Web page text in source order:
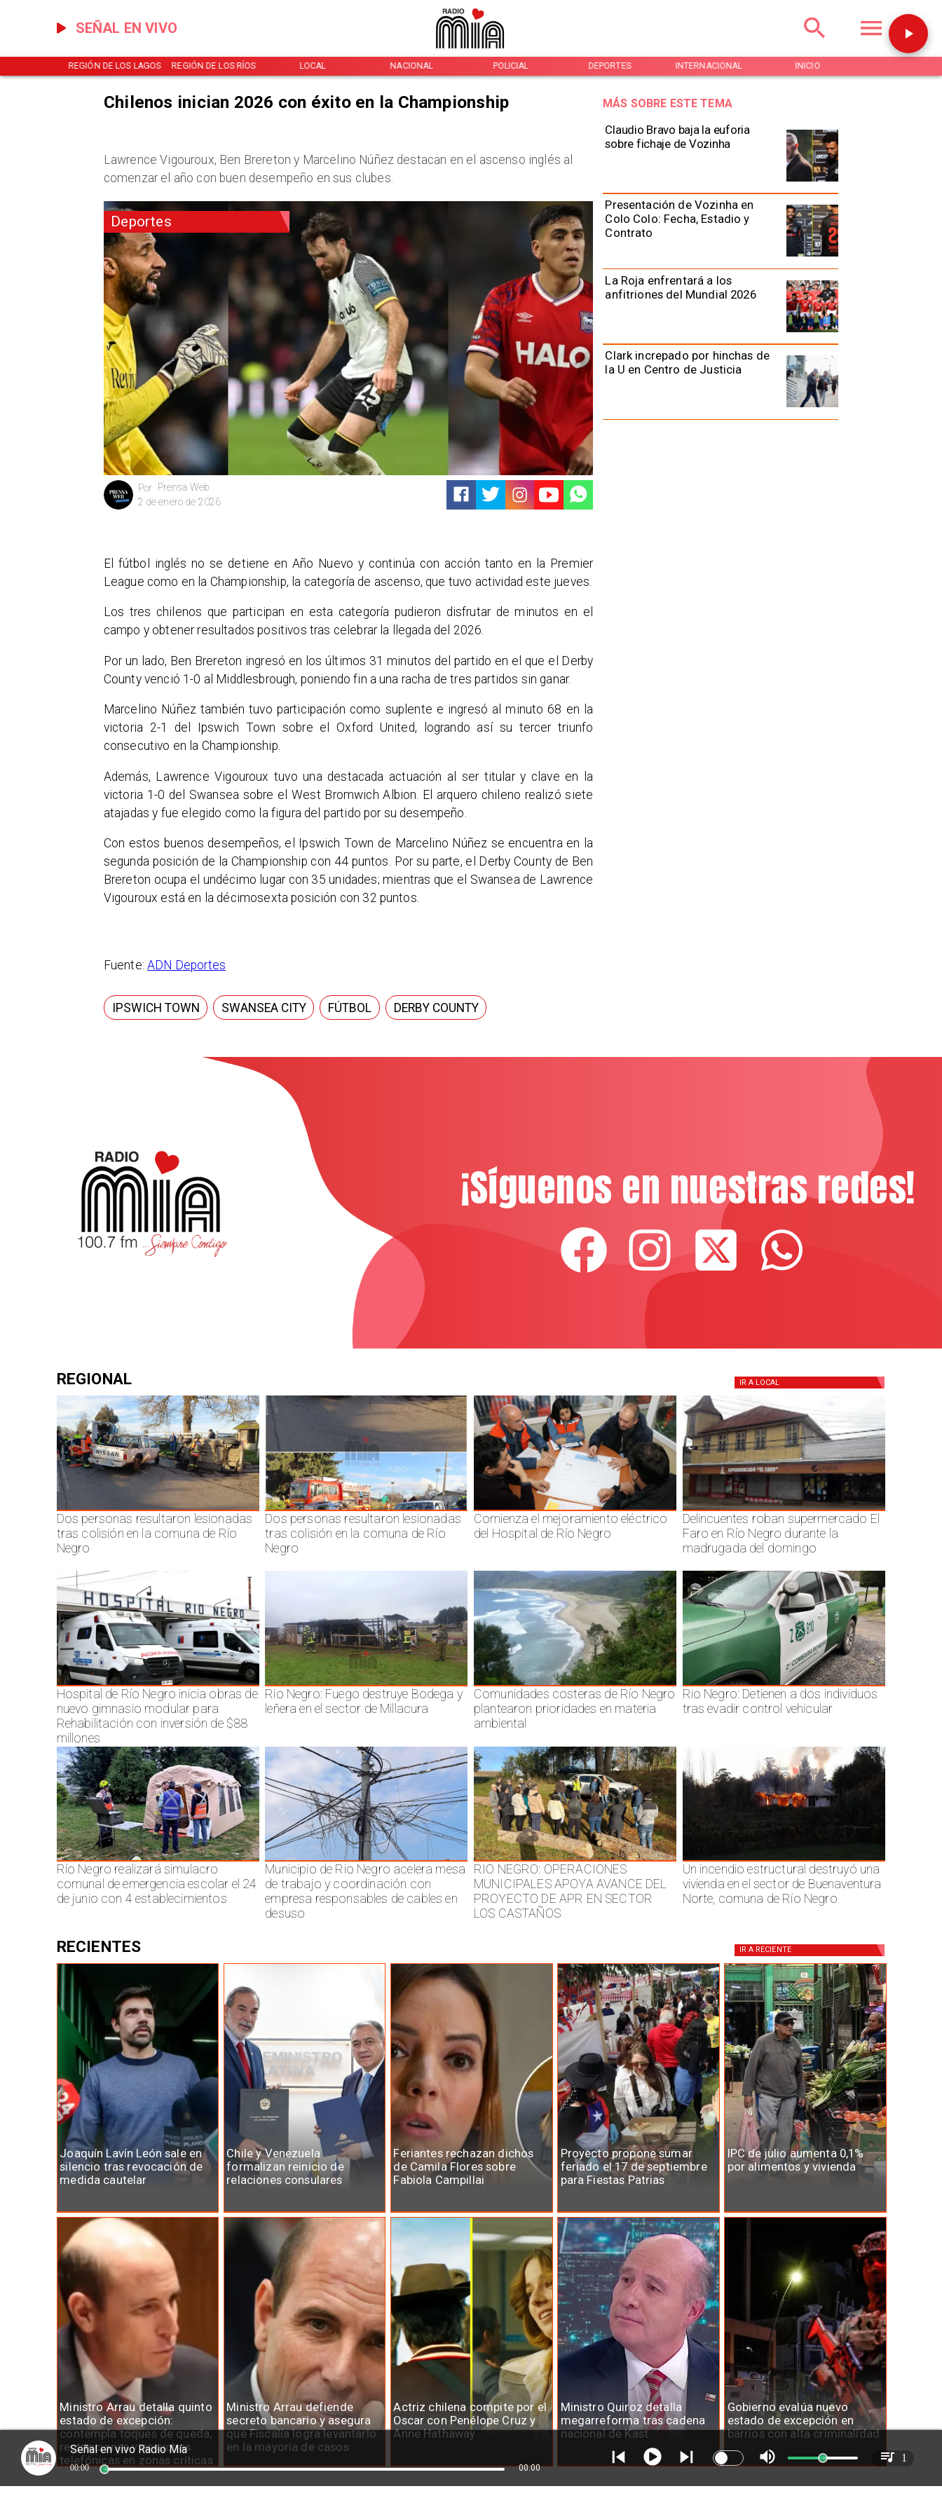
SEÑAL EN VIVO
REGIÓN DE LOS LAGOS REGIÓN DE LOS RÍOS LOCAL NACIONAL POLICIAL DEPORTES INTERNACIONAL INICIO
Deportes
Prensa Web
Por
2 de enero de 2026
Claudio Bravo baja la euforia
sobre fichaje de Vozinha
Presentación de Vozinha en
Colo Colo: Fecha, Estadio y
Contrato
La Roja enfrentará a los
anfitriones del Mundial 2026
Clark increpado por hinchas de
la U en Centro de Justicia
MÁS SOBRE ESTE TEMA
Chilenos inician 2026 con éxito en la Championship
Lawrence Vigouroux, Ben Brereton y Marcelino Núñez destacan en el ascenso inglés al
comenzar el año con buen desempeño en sus clubes.
El fútbol inglés no se detiene en Año Nuevo y continúa con acción tanto en la Premier
League como en la Championship, la categoría de ascenso, que tuvo actividad este jueves.
Los tres chilenos que participan en esta categoría pudieron disfrutar de minutos en el
campo y obtener resultados positivos tras celebrar la llegada del 2026.
Por un lado, Ben Brereton ingresó en los últimos 31 minutos del partido en el que el Derby
County venció 1-0 al Middlesbrough, poniendo fin a una racha de tres partidos sin ganar.
Marcelino Núñez también tuvo participación como suplente e ingresó al minuto 68 en la
victoria 2-1 del Ipswich Town sobre el Oxford United, logrando así su tercer triunfo
consecutivo en la Championship.
Además, Lawrence Vigouroux tuvo una destacada actuación al ser titular y clave en la
victoria 1-0 del Swansea sobre el West Bromwich Albion. El arquero chileno realizó siete
atajadas y fue elegido como la figura del partido por su desempeño.
Con estos buenos desempeños, el Ipswich Town de Marcelino Núñez se encuentra en la
segunda posición de la Championship con 44 puntos. Por su parte, el Derby County de Ben
Brereton ocupa el undécimo lugar con 35 unidades; mientras que el Swansea de Lawrence
Vigouroux está en la décimosexta posición con 32 puntos.
Fuente:ADN Deportes
IPSWICH TOWN SWANSEA CITY FÚTBOL DERBY COUNTY
¡Síguenos en nuestras redes!
REGIONAL IR A LOCAL
Dos personas resultaron lesionadas
tras colisión en la comuna de Río
Negro
Dos personas resultaron lesionadas
tras colisión en la comuna de Río
Negro
Comienza el mejoramiento eléctrico
del Hospital de Río Negro
Delincuentes roban supermercado El
Faro en Río Negro durante la
madrugada del domingo
Hospital de Río Negro inicia obras de
nuevo gimnasio modular para
Rehabilitación con inversión de $88
millones
Rio Negro: Fuego destruye Bodega y
leñera en el sector de Millacura
Comunidades costeras de Río Negro
plantearon prioridades en materia
ambiental
Rio Negro: Detienen a dos individuos
tras evadir control vehicular
Río Negro realizará simulacro
comunal de emergencia escolar el 24
de junio con 4 establecimientos
Municipio de Rio Negro acelera mesa
de trabajo y coordinación con
empresa responsables de cables en
desuso
RIO NEGRO: OPERACIONES
MUNICIPALES APOYA AVANCE DEL
PROYECTO DE APR EN SECTOR
LOS CASTAÑOS
Un incendio estructural destruyó una
vivienda en el sector de Buenaventura
Norte, comuna de Río Negro
Joaquín Lavín León sale en
silencio tras revocación de
medida cautelar
Chile y Venezuela
formalizan reinicio de
relaciones consulares
Feriantes rechazan dichos
de Camila Flores sobre
Fabiola Campillai
Proyecto propone sumar
feriado el 17 de septiembre
para Fiestas Patrias
IPC de julio aumenta 0,1%
por alimentos y vivienda
Ministro Arrau detalla quinto
estado de excepción:
contempla toques de queda,
restricciones y escuchas
telefónicas en zonas críticas
Ministro Arrau defiende
secreto bancario y asegura
que Fiscalía logra levantarlo
en la mayoría de casos
Actriz chilena compite por el
Oscar con Penélope Cruz y
Anne Hathaway
Ministro Quiroz detalla
megarreforma tras cadena
nacional de Kast
Gobierno evalúa nuevo
estado de excepción en
barrios con alta criminalidad
RECIENTES IR A RECIENTE
Señal en vivo Radio Mía
00:00 00:00
1